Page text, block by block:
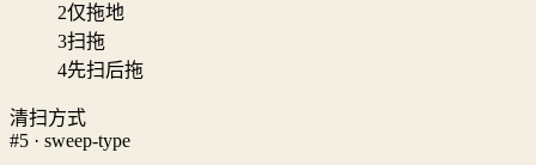
2仅拖地
3扫拖
4先扫后拖
清扫方式
#5 · sweep-type